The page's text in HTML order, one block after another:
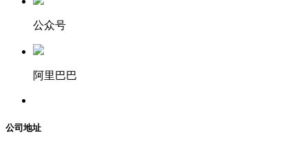
公众号
阿里巴巴
公司地址